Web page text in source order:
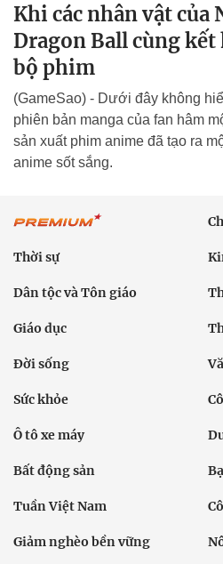
Khi các nhân vật của
Dragon Ball cùng
bộ phim
(GameSao) - Dưới đây không
phiên bản manga của fan hâm
sản xuất phim anime đã tạo ra
anime sốt sắng.
Thời sự
Dân tộc và Tôn giáo
Giáo dục
Đời sống
Sức khỏe
Ô tô xe máy
Bất động sản
Tuần Việt Nam
Giảm nghèo bền vững